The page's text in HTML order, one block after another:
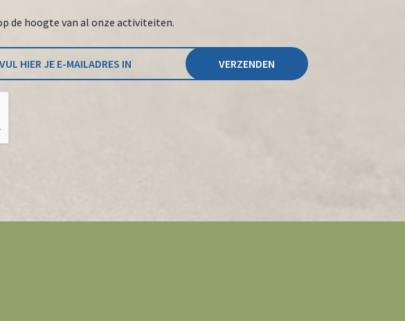
de hoogte van al onze activiteiten.